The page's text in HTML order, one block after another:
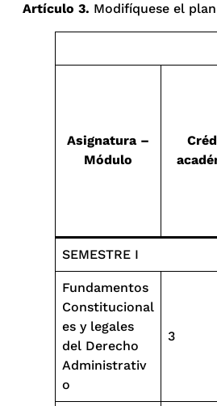
Artículo 3. Modifíquese el
Asignatura –
Módulo
SEMESTRE I
Fundamentos
Constitucional
es y legales
del Derecho
Administrativ
o
3